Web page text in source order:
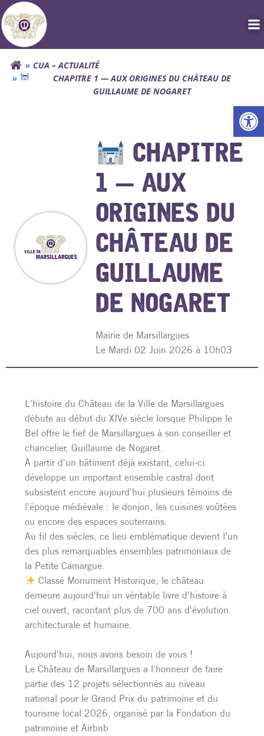
Aller
au
contenu
CUA – ACTUALITÉ
CHAPITRE 1 — AUX ORIGINES DU CHÂTEAU DE
GUILLAUME DE NOGARET
CHAPITRE
1 — AUX
ORIGINES DU
CHÂTEAU DE
GUILLAUME
DE NOGARET
Mairie de Marsillargues
Le Mardi 02 Juin 2026 à 10h03
L'histoire du Château de la Ville de Marsillargues
débute au début du XIVe siècle lorsque Philippe le
Bel offre le fief de Marsillargues à son conseiller et
chancelier, Guillaume de Nogaret.
À partir d'un bâtiment déjà existant, celui-ci
développe un important ensemble castral dont
subsistent encore aujourd'hui plusieurs témoins de
l'époque médiévale : le donjon, les cuisines voûtées
ou encore des espaces souterrains.
Au fil des siècles, ce lieu emblématique devient l'un
des plus remarquables ensembles patrimoniaux de
la Petite Camargue.
Classé Monument Historique, le château
demeure aujourd'hui un véritable livre d'histoire à
ciel ouvert, racontant plus de 700 ans d'évolution
architecturale et humaine.
Aujourd'hui, nous avons besoin de vous !
Le Château de Marsillargues a l'honneur de faire
partie des 12 projets sélectionnés au niveau
national pour le Grand Prix du patrimoine et du
tourisme local 2026, organisé par la Fondation du
patrimoine et Airbnb